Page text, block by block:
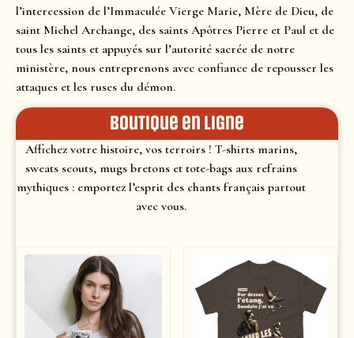
l’intercession de l’Immaculée Vierge Marie, Mère de Dieu, de
saint Michel Archange, des saints Apôtres Pierre et Paul et de
tous les saints et appuyés sur l’autorité sacrée de notre
ministère, nous entreprenons avec confiance de repousser les
attaques et les ruses du démon.
Boutique en ligne
Affichez votre histoire, vos terroirs ! T-shirts marins,
sweats scouts, mugs bretons et tote-bags aux refrains
mythiques : emportez l’esprit des chants français partout
avec vous.